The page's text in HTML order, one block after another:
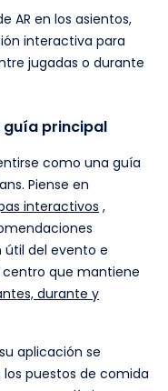
AR en los asientos,
interactiva para
jugadas o durante
guía principal
como una guía
Piense en
interactivos ,
del evento e
centro que mantiene
durante y
aplicación se
puestos de comida